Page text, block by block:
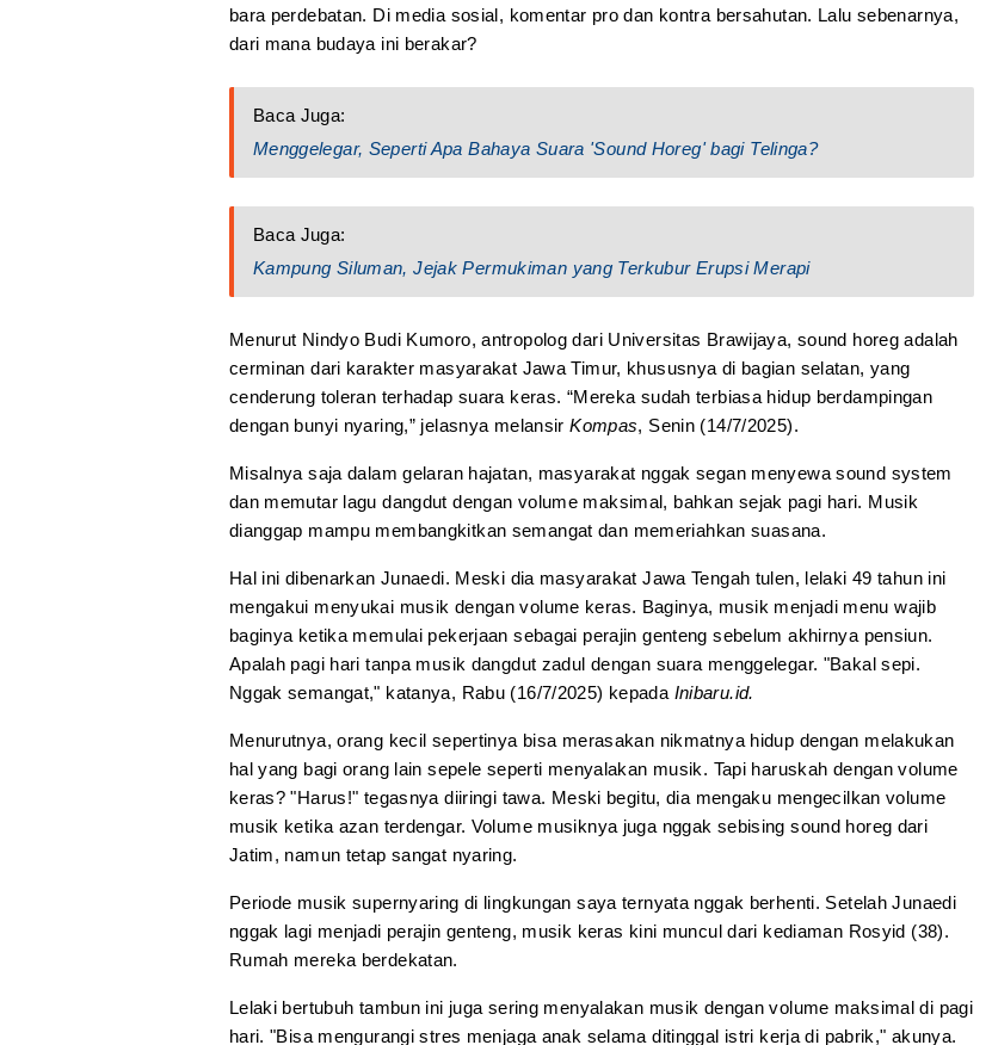
bara perdebatan. Di media sosial, komentar pro dan kontra bersahutan. Lalu sebenarnya,
dari mana budaya ini berakar?
Baca Juga:
Menggelegar, Seperti Apa Bahaya Suara 'Sound Horeg' bagi Telinga?
Baca Juga:
Kampung Siluman, Jejak Permukiman yang Terkubur Erupsi Merapi
Menurut Nindyo Budi Kumoro, antropolog dari Universitas Brawijaya, sound horeg adalah
cerminan dari karakter masyarakat Jawa Timur, khususnya di bagian selatan, yang
cenderung toleran terhadap suara keras. “Mereka sudah terbiasa hidup berdampingan
dengan bunyi nyaring,” jelasnya melansirKompas, Senin (14/7/2025).
Misalnya saja dalam gelaran hajatan, masyarakat nggak segan menyewa sound system
dan memutar lagu dangdut dengan volume maksimal, bahkan sejak pagi hari. Musik
dianggap mampu membangkitkan semangat dan memeriahkan suasana.
Hal ini dibenarkan Junaedi. Meski dia masyarakat Jawa Tengah tulen, lelaki 49 tahun ini
mengakui menyukai musik dengan volume keras. Baginya, musik menjadi menu wajib
baginya ketika memulai pekerjaan sebagai perajin genteng sebelum akhirnya pensiun.
Apalah pagi hari tanpa musik dangdut zadul dengan suara menggelegar. "Bakal sepi.
Nggak semangat," katanya, Rabu (16/7/2025) kepada Inibaru.id.
Menurutnya, orang kecil sepertinya bisa merasakan nikmatnya hidup dengan melakukan
hal yang bagi orang lain sepele seperti menyalakan musik. Tapi haruskah dengan volume
keras? "Harus!" tegasnya diiringi tawa. Meski begitu, dia mengaku mengecilkan volume
musik ketika azan terdengar. Volume musiknya juga nggak sebising sound horeg dari
Jatim, namun tetap sangat nyaring.
Periode musik supernyaring di lingkungan saya ternyata nggak berhenti. Setelah Junaedi
nggak lagi menjadi perajin genteng, musik keras kini muncul dari kediaman Rosyid (38).
Rumah mereka berdekatan.
Lelaki bertubuh tambun ini juga sering menyalakan musik dengan volume maksimal di pagi
hari. "Bisa mengurangi stres menjaga anak selama ditinggal istri kerja di pabrik," akunya.